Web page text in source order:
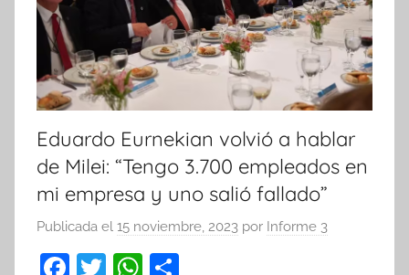
Eduardo Eurnekian volvió a hablar
de Milei: “Tengo 3.700 empleados en
mi empresa y uno salió fallado”
Publicada el 15 noviembre, 2023 por Informe 3
F
T
W